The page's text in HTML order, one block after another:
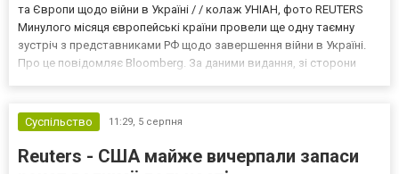
та Європи щодо війни в Україні / / колаж УНІАН, фото REUTERS
Минулого місяця європейські країни провели ще одну таємну
зустріч з представниками РФ щодо завершення війни в Україні.
Про це повідомляє Bloomberg. За даними видання, зі сторони
Суспільство
11:29, 5 серпня
Reuters - США майже вичерпали запаси